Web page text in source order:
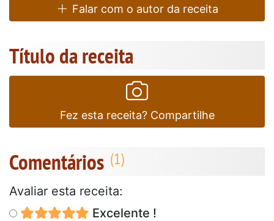
Falar com o autor da receita
Título da receita
Fez esta receita? Compartilhe
Comentários
Avaliar esta receita:
Excelente !